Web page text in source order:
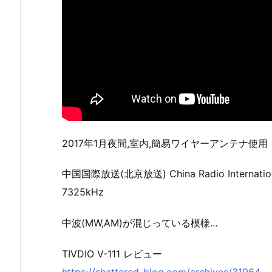
2017年1月夜間,室内,簡易ワイヤーアンテナ使用
中国国際放送(北京放送) China Radio
7325kHz
中波(MW,AM)が混じっている模様…
TIVDIO V-111 レビュー